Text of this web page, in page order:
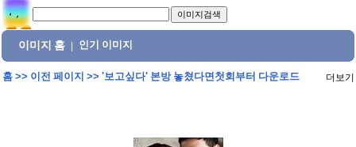
이미지 홈 인기 이미지
홈>> 이전 페이지 >> '보고싶다' 본방 놓쳤다면첫회부터 다운로드 더보기